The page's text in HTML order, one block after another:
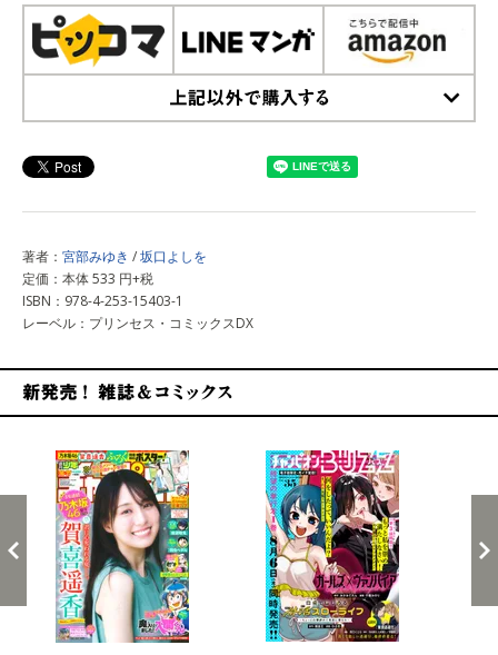
著者： 宮部みゆき /坂口よしを
定価：本体 533 円+税
ISBN：978-4-253-15403-1
レーベル：プリンセス・コミックスDX